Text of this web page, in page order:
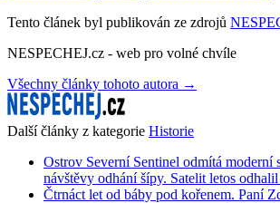
Tento článek byl publikován ze zdrojů
NESPECHEJ.cz - web pro volné chvíle
Všechny články tohoto autora →
Další články z kategorie Historie
Ostrov Severní Sentinel odmítá moderní
návštěvy odhání šípy. Satelit letos
Čtrnáct let od báby pod kořenem. Paní